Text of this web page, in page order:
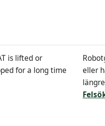
is lifted or
for a long time
eller